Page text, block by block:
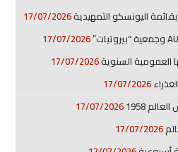
17/07/2026
17/07/2026
العمومية السنوية17/07/2026
17/07/2026
1958
17/07/2026
17/07/2026